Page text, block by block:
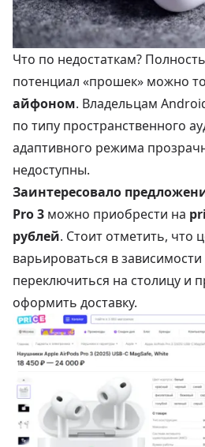
Что по недостаткам?
потенциал «прошек» можно
айфоном. Владельцам
по типу пространственного
адаптивного режима
недоступны.
Заинтересовало
Pro 3 можно приобрести на
рублей. Стоит отметить, что
варьироваться в
переключиться на столицу и
оформить доставку.